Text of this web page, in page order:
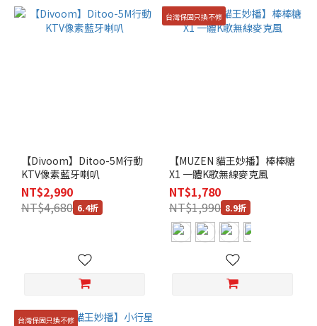
【Divoom】Ditoo-5M行動
KTV像素藍牙喇叭
NT$2,990
NT$4,680 6.4折
台灣保固只換不修
【MUZEN 貓王妙播】棒棒糖
X1 一體K歌無線麥克風
NT$1,780
NT$1,990 8.9折
台灣保固只換不修